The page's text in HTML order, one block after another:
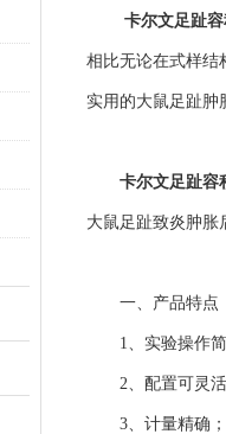
卡尔文足趾
相比无论在式样结
实用的大鼠足趾肿
卡尔文足趾容
大鼠足趾致炎肿胀
一、产品特点
1、实验操作简
2、配置可灵活
3、计量精确；